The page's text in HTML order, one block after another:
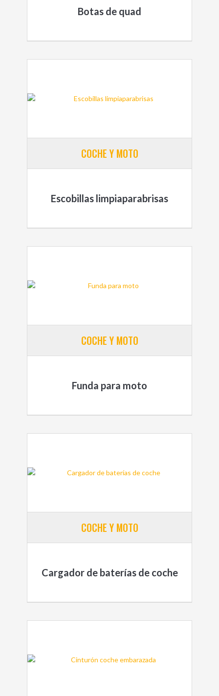
Botas de quad
COCHE Y MOTO
Escobillas limpiaparabrisas
COCHE Y MOTO
Funda para moto
COCHE Y MOTO
Cargador de baterías de coche